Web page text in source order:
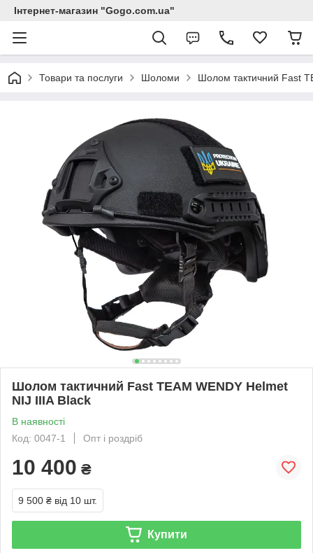
Інтернет-магазин "Gogo.com.ua"
Товари та послуги Шоломи Шолом тактичний Fast
Шолом тактичний Fast TEAM WENDY Helmet
NIJ IIIA Black
В наявності
Код: 0047-1
Опт і роздріб
10 400 ₴
9 500 ₴ від 10 шт.
Купити